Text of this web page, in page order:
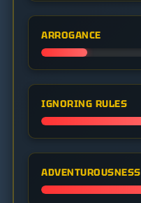
ARROGANCE
IGNORING RULES
ADVENTUROUSNESS